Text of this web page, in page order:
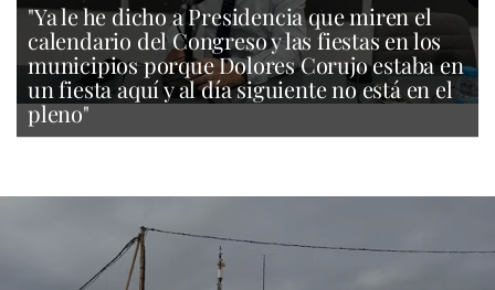
"Ya le he dicho a Presidencia que miren el
calendario del Congreso y las fiestas en los
municipios porque Dolores Corujo estaba en
un fiesta aquí y al día siguiente no está en el
pleno"